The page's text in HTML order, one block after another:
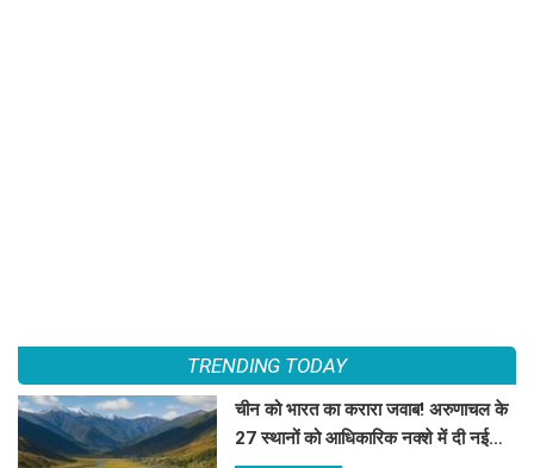
TRENDING TODAY
चीन को भारत का करारा जवाब! अरुणाचल के
27 स्थानों को आधिकारिक नक्शे में दी नई